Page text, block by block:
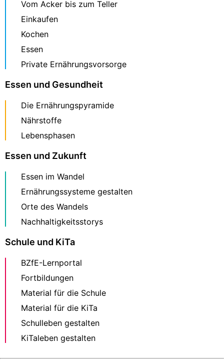
Vom Acker bis zum Teller
Einkaufen
Kochen
Essen
Private Ernährungsvorsorge
Essen und Gesundheit
Die Ernährungspyramide
Nährstoffe
Lebensphasen
Essen und Zukunft
Essen im Wandel
Ernährungssysteme gestalten
Orte des Wandels
Nachhaltigkeitsstorys
Schule und KiTa
BZfE-Lernportal
Fortbildungen
Material für die Schule
Material für die KiTa
Schulleben gestalten
KiTaleben gestalten